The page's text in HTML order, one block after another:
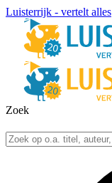
Luisterrijk - vertelt alles
Zoek